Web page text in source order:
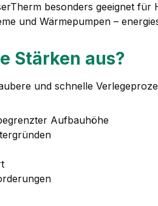
besonders geeignet
und Wärmepumpen –
Stärken aus?
und schnelle
Aufbauhöhe